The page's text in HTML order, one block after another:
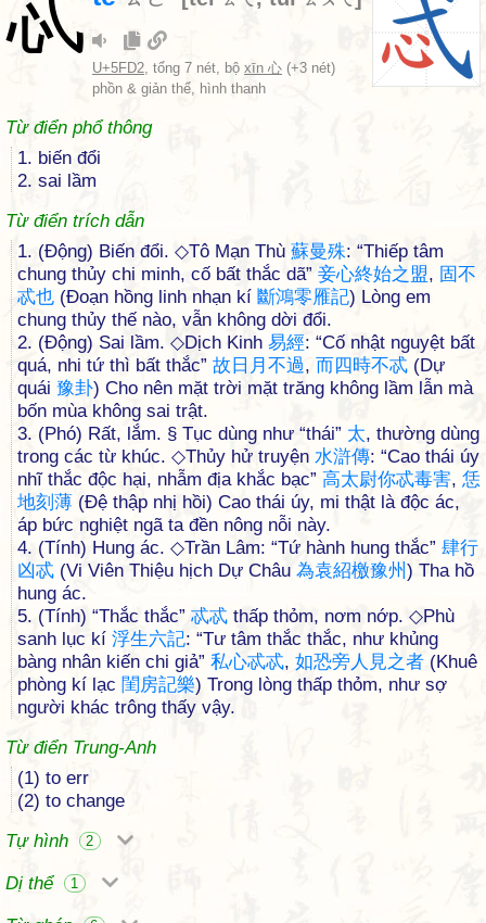
U+5FD2, tổng 7 nét, bộ xīn 心 (+3 nét)
phồn & giản thể, hình thanh
Từ điển phổ thông
1. biến đổi
2. sai lầm
Từ điển trích dẫn
1. (Động) Biến đổi. ◇Tô Mạn Thù 蘇曼殊: “Thiếp tâm
chung thủy chi minh, cố bất thắc dã” 妾心終始之盟, 固不
忒也 (Đoạn hồng linh nhạn kí 斷鴻零雁記) Lòng em
chung thủy thế nào, vẫn không dời đổi.
2. (Động) Sai lầm. ◇Dịch Kinh 易經: “Cố nhật nguyệt bất
quá, nhi tứ thì bất thắc” 故 日 月 不過, 而四時不忒 (Dự
quái 豫卦) Cho nên mặt trời mặt trăng không lầm lẫn mà
bốn mùa không sai trật.
3. (Phó) Rất, lắm. § Tục dùng như “thái” 太, thường dùng
trong các từ khúc. ◇Thủy hử truyện 水滸傳: “Cao thái úy
nhĩ thắc độc hại, nhẫm địa khắc bạc” 高太尉你忒毒害, 恁
地刻 薄 (Đệ thập nhị hồi) Cao thái úy, mi thật là độc ác,
áp bức nghiệt ngã ta đền nông nỗi này.
4. (Tính) Hung ác. ◇Trần Lâm: “Tứ hành hung thắc” 肆行
凶忒 (Vi Viên Thiệu hịch Dự Châu 為袁紹檄豫州 ) Tha hồ
hung ác.
5. (Tính) “Thắc thắc” 忒忒 thấp thỏm, nơm nớp. ◇Phù
sanh lục kí 浮生六記: “Tư tâm thắc thắc, như khủng
bàng nhân kiến chi giả” 私心忒忒, 如恐旁人 見之者 (Khuê
phòng kí lạc 閨 房記樂) Trong lòng thấp thỏm, như sợ
người khác trông thấy vậy.
Từ điển Trung-Anh
(1) to err
(2) to change
Tự hình
2
Dị thể 1